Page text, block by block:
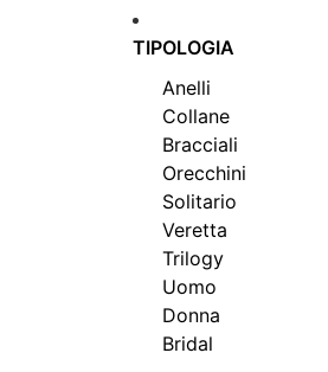
TIPOLOGIA
Anelli
Collane
Bracciali
Orecchini
Solitario
Veretta
Trilogy
Uomo
Donna
Bridal